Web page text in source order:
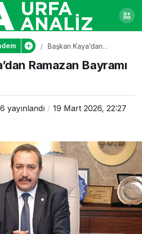
Başkan Kaya’dan
Ramazan Bayramı
yayınlandı
19 Mart 2026, 22:27
0